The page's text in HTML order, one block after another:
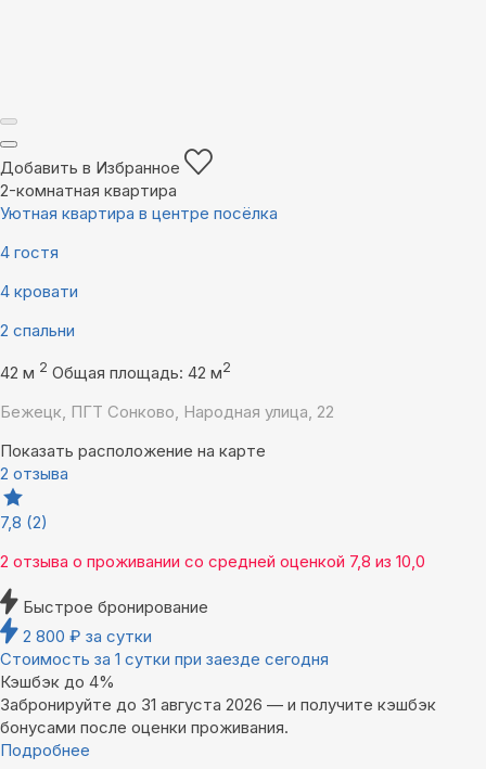
Добавить в Избранное
2-комнатная квартира
Уютная квартира в центре посёлка
4 гостя
4 кровати
2 спальни
42 м 2 Общая площадь: 42 м2
Бежецк, ПГТ Сонково, Народная улица, 22
Показать расположение на карте
2 отзыва
7,8 (2)
2 отзыва о проживании со средней оценкой 7,8 из 10,0
Быстрое бронирование
2 800 ₽ за сутки
Стоимость за 1 сутки при заезде сегодня
Кэшбэк до 4%
Забронируйте до 31 августа 2026 — и получите кэшбэк
бонусами после оценки проживания.
Подробнее